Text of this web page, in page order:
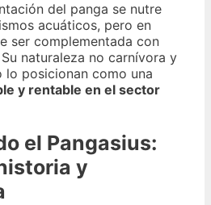
del panga se nutre
acuáticos, pero en
ser complementada con
naturaleza no carnívora y
lo posicionan como una
y rentable en el sector
el Pangasius:
y